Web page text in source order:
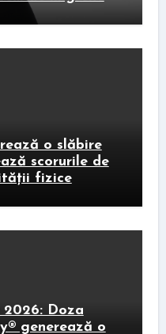
o slăbire
scorurile de
fizice
Doza
generează o